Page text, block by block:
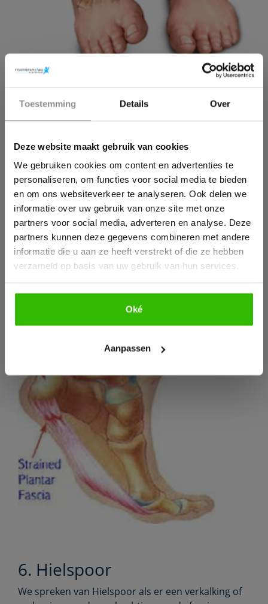
Toestemming Details Over
Deze website maakt gebruik van cookies
We gebruiken cookies om content en advertenties te
personaliseren, om functies voor social media te bieden
en om ons websiteverkeer te analyseren. Ook delen we
informatie over uw gebruik van onze site met onze
partners voor social media, adverteren en analyse. Deze
partners kunnen deze gegevens combineren met andere
informatie die u aan ze heeft verstrekt of die ze hebben
verzameld op basis van uw gebruik van hun services.
Oké
Aanpassen
5. Enkelverzwikking
tijdens het tennissen (en met name de zijwaartse
bewegingen) kunnen zorgen voor een
enkelverzwikking. Hierbij klapt uw voet naar buiten
of naar binnen en verrek u uw banden, spieren en
mogelijk ook het kapsel van uw enkel. Dit wordt ook
wel een enkeldistorsie genoemd. U heeft hier meer
kans op als u geen goede warming-up hebt gedaan
of wanneer u meer vermoeid bent. Ook een
verminderde stabiliteit van de enkel kan hieraan
6. Hielspoor
We spreken van Hielspoor als er een verkalking of
Wil jij ook een pijnvrij leven?
Download hieronder dan gratis ons e-book!
Bekijk e-book